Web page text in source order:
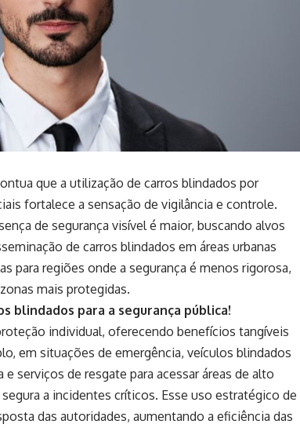
que a utilização de carros blindados por
fortalece a sensação de vigilância e controle.
de segurança visível é maior, buscando alvos
de carros blindados em áreas urbanas
para regiões onde a segurança é menos rigorosa,
mais protegidas.
blindados para a segurança pública!
individual, oferecendo benefícios tangíveis
em situações de emergência, veículos blindados
serviços de resgate para acessar áreas de alto
a incidentes críticos. Esse uso estratégico de
das autoridades, aumentando a eficiência das